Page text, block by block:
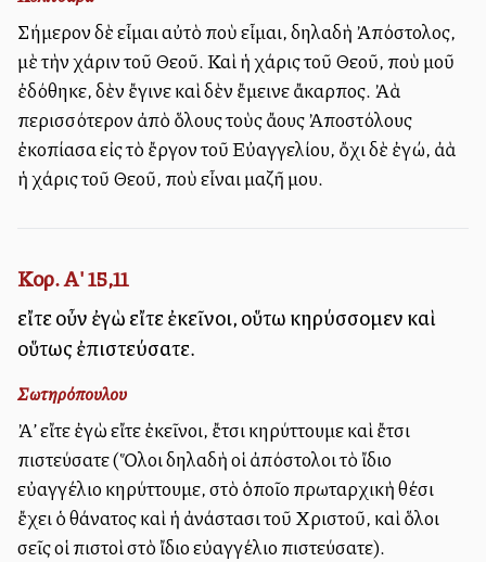
Σήμερον δὲ εἶμαι αὐτὸ ποὺ εἶμαι, δηλαδὴ Ἀπόστολος,
μὲ τὴν χάριν τοῦ Θεοῦ. Καὶ ἡ χάρις τοῦ Θεοῦ, ποὺ μοῦ
ἐδόθηκε, δὲν ἔγινε καὶ δὲν ἔμεινε ἄκαρπος. Ἀλλὰ
περισσότερον ἀπὸ ὅλους τοὺς ἄλλους Ἀποστόλους
ἐκοπίασα εἰς τὸ ἔργον τοῦ Εὐαγγελίου, ὄχι δὲ ἐγώ, ἀλλὰ
ἡ χάρις τοῦ Θεοῦ, ποὺ εἶναι μαζῆ μου.
Κορ. Α' 15,11
εἴτε οὖν ἐγὼ εἴτε ἐκεῖνοι, οὕτω κηρύσσομεν καὶ
οὕτως ἐπιστεύσατε.
Σωτηρόπουλου
Ἀλλ’ εἴτε ἐγὼ εἴτε ἐκεῖνοι, ἔτσι κηρύττουμε καὶ ἔτσι
πιστεύσατε (Ὅλοι δηλαδὴ οἱ ἀπόστολοι τὸ ἴδιο
εὐαγγέλιο κηρύττουμε, στὸ ὁποῖο πρωταρχικὴ θέσι
ἔχει ὁ θάνατος καὶ ἡ ἀνάστασι τοῦ Χριστοῦ, καὶ ὅλοι
σεῖς οἱ πιστοὶ στὸ ἴδιο εὐαγγέλιο πιστεύσατε).